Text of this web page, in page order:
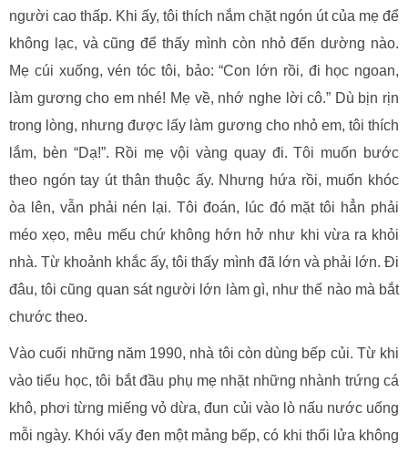
người cao thấp. Khi ấy, tôi thích nắm chặt ngón út của mẹ để
không lạc, và cũng để thấy mình còn nhỏ đến dường nào.
Mẹ cúi xuống, vén tóc tôi, bảo: “Con lớn rồi, đi học ngoan,
làm gương cho em nhé! Mẹ về, nhớ nghe lời cô.” Dù bịn rịn
trong lòng, nhưng được lấy làm gương cho nhỏ em, tôi thích
lắm, bèn “Dạ!”. Rồi mẹ vội vàng quay đi. Tôi muốn bước
theo ngón tay út thân thuộc ấy. Nhưng hứa rồi, muốn khóc
òa lên, vẫn phải nén lại. Tôi đoán, lúc đó mặt tôi hẳn phải
méo xẹo, mêu mếu chứ không hớn hở như khi vừa ra khỏi
nhà. Từ khoảnh khắc ấy, tôi thấy mình đã lớn và phải lớn. Đi
đâu, tôi cũng quan sát người lớn làm gì, như thế nào mà bắt
chước theo.
Vào cuối những năm 1990, nhà tôi còn dùng bếp củi. Từ khi
vào tiểu học, tôi bắt đầu phụ mẹ nhặt những nhành trứng cá
khô, phơi từng miếng vỏ dừa, đun củi vào lò nấu nước uống
mỗi ngày. Khói vấy đen một mảng bếp, có khi thổi lửa không